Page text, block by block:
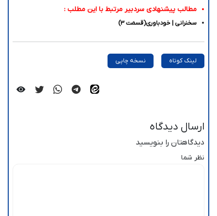
مطالب پیشنهادی سردبیر مرتبط با این مطلب :
سخنرانی | خودباوری(قسمت 3)
لینک کوتاه نسخه چاپی
ارسال دیدگاه
دیدگاهتان را بنویسید
نظر شما